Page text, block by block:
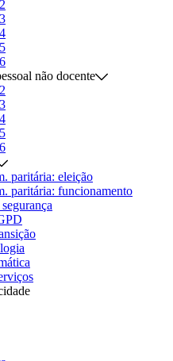
não docente
paritária: eleição
paritária: funcionamento